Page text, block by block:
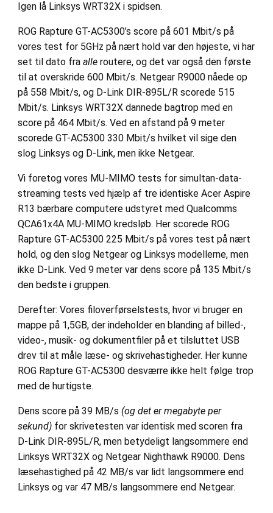
Igen lå Linksys WRT32X i spidsen.
ROG Rapture GT-AC5300’s score på 601 Mbit/s på
vores test for 5GHz på nært hold var den højeste, vi har
set til dato fraalleroutere, og det var også den første
til at overskride 600 Mbit/s. Netgear R9000 nåede op
på 558 Mbit/s, og D-Link DIR-895L/R scorede 515
Mbit/s. Linksys WRT32X dannede bagtrop med en
score på 464 Mbit/s. Ved en afstand på 9 meter
scorede GT-AC5300 330 Mbit/s hvilket vil sige den
slog Linksys og D-Link, men ikke Netgear.
Vi foretog vores MU-MIMO tests for simultan-data-
streaming tests ved hjælp af tre identiske Acer Aspire
R13 bærbare computere udstyret med Qualcomms
QCA61x4A MU-MIMO kredsløb. Her scorede ROG
Rapture GT-AC5300 225 Mbit/s på vores test på nært
hold, og den slog Netgear og Linksys modellerne, men
ikke D-Link. Ved 9 meter var dens score på 135 Mbit/s
den bedste i gruppen.
Derefter: Vores filoverførselstests, hvor vi bruger en
mappe på 1,5GB, der indeholder en blanding af billed-,
video-, musik- og dokumentfiler på et tilsluttet USB
drev til at måle læse- og skrivehastigheder. Her kunne
ROG Rapture GT-AC5300 desværre ikke helt følge trop
med de hurtigste.
Dens score på 39 MB/s (og det er megabyte per
sekund) for skrivetesten var identisk med scoren fra
D-Link DIR-895L/R, men betydeligt langsommere end
Linksys WRT32X og Netgear Nighthawk R9000. Dens
læsehastighed på 42 MB/s var lidt langsommere end
Linksys og var 47 MB/s langsommere end Netgear.